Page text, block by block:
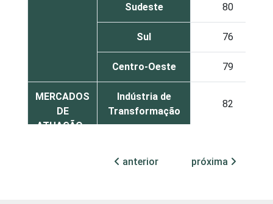
Sudeste 80
Sul 76
Centro-Oeste 79
MERCADOS
DE
ATUAÇÃO -
Indústria de
Transformação
82
Transporte,
84
anterior próxima